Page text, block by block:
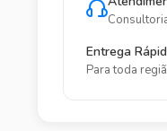
Entrega
Para toda